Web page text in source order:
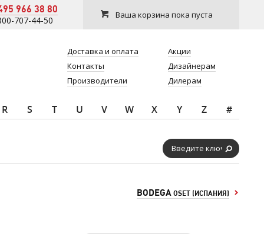
966 38 80
707-44-50 Ваша корзина пока пуста
Доставка и оплата
Контакты
Производители
Акции
Дизайнерам
Дилерам
R S T U V W X Y Z #
BODEGA OSET (ИСПАНИЯ)